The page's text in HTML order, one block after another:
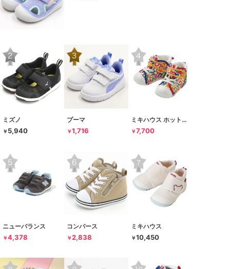
ミズノ
￥ 5,940
プーマ
￥1,716
ミキハウス ホットビスケッツ
￥7,700
ニューバランス
￥4,378
コンバース
￥2,838
ミキハウス
￥10,450